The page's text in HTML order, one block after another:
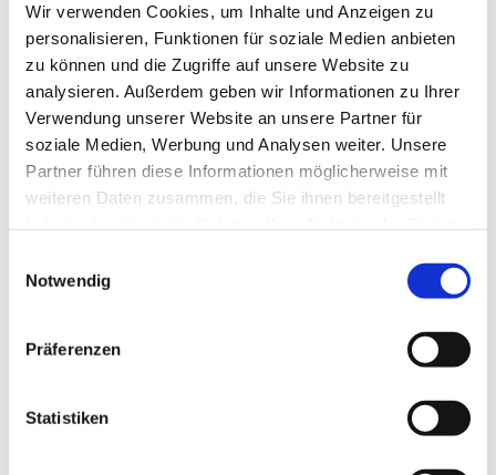
Wir verwenden Cookies, um Inhalte und Anzeigen zu
personalisieren, Funktionen für soziale Medien anbieten
zu können und die Zugriffe auf unsere Website zu
analysieren. Außerdem geben wir Informationen zu Ihrer
Verwendung unserer Website an unsere Partner für
soziale Medien, Werbung und Analysen weiter. Unsere
Partner führen diese Informationen möglicherweise mit
weiteren Daten zusammen, die Sie ihnen bereitgestellt
Notwendig
Präferenzen
Statistiken
Dies könnte Sie auch